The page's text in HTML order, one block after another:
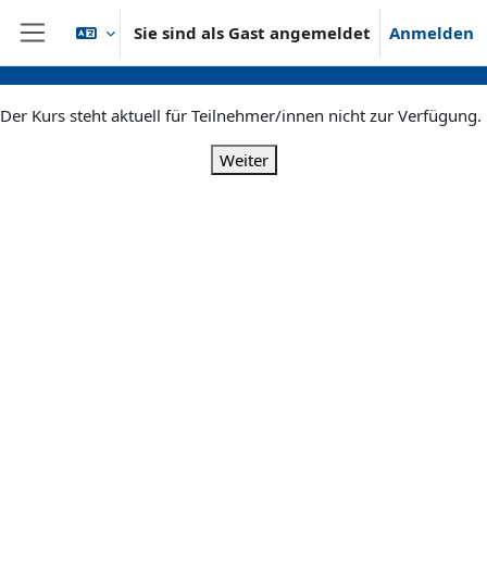
Zum Hauptinhalt
Website-Übersicht
Sie sind als Gast angemeldet Anmelden
Der Kurs steht aktuell für Teilnehmer/innen nicht zur Verfügung.
Weiter